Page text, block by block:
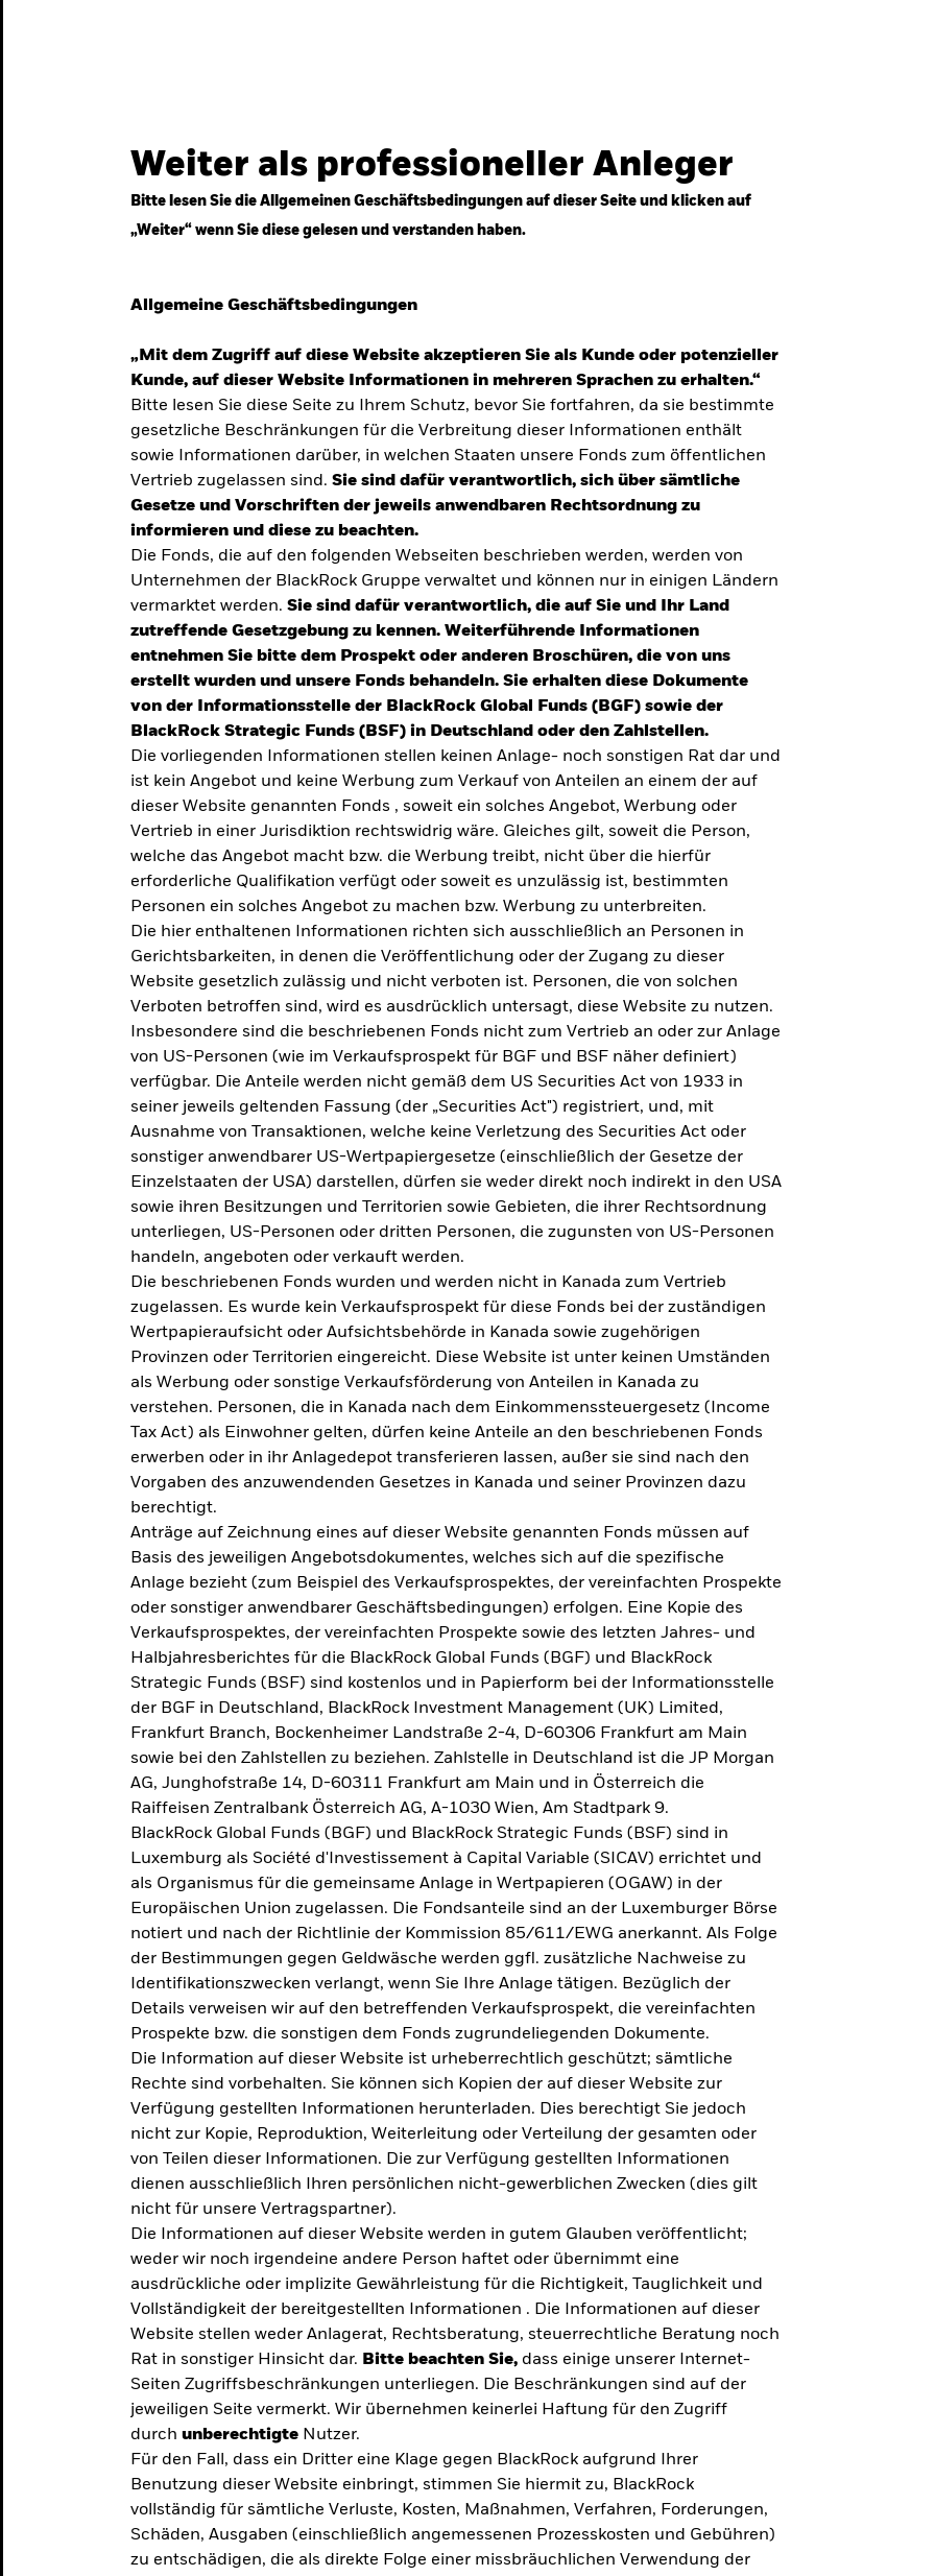
TRENDS & IDEEN
Entdecken Sie unsere
makroökonomischen
Einschätzungen und Anlageideen.
Aktuelle Einschätzungen
UMFRAGE ZUR ALTERSVORSORGE 2025
Realitätscheck Altersvorsorge. Wie
steht es um Ihre Altersvorsorge?
Zu den Ergebnissen
Weiter als professioneller Anleger
Bitte lesen Sie die Allgemeinen Geschäftsbedingungen auf dieser Seite und klicken auf
„Weiter“ wenn Sie diese gelesen und verstanden haben.
Allgemeine Geschäftsbedingungen
„Mit dem Zugriff auf diese Website akzeptieren Sie als Kunde oder potenzieller
Kunde, auf dieser Website Informationen in mehreren Sprachen zu erhalten.“
Bitte lesen Sie diese Seite zu Ihrem Schutz, bevor Sie fortfahren, da sie bestimmte
gesetzliche Beschränkungen für die Verbreitung dieser Informationen enthält
sowie Informationen darüber, in welchen Staaten unsere Fonds zum öffentlichen
Vertrieb zugelassen sind. Sie sind dafür verantwortlich, sich über sämtliche
Gesetze und Vorschriften der jeweils anwendbaren Rechtsordnung zu
informieren und diese zu beachten.
Die Fonds, die auf den folgenden Webseiten beschrieben werden, werden von
Unternehmen der BlackRock Gruppe verwaltet und können nur in einigen Ländern
vermarktet werden. Sie sind dafür verantwortlich, die auf Sie und Ihr Land
zutreffende Gesetzgebung zu kennen. Weiterführende Informationen
entnehmen Sie bitte dem Prospekt oder anderen Broschüren, die von uns
erstellt wurden und unsere Fonds behandeln. Sie erhalten diese Dokumente
von der Informationsstelle der BlackRock Global Funds (BGF) sowie der
BlackRock Strategic Funds (BSF) in Deutschland oder den Zahlstellen.
Die vorliegenden Informationen stellen keinen Anlage- noch sonstigen Rat dar und
ist kein Angebot und keine Werbung zum Verkauf von Anteilen an einem der auf
dieser Website genannten Fonds , soweit ein solches Angebot, Werbung oder
Vertrieb in einer Jurisdiktion rechtswidrig wäre. Gleiches gilt, soweit die Person,
welche das Angebot macht bzw. die Werbung treibt, nicht über die hierfür
erforderliche Qualifikation verfügt oder soweit es unzulässig ist, bestimmten
Personen ein solches Angebot zu machen bzw. Werbung zu unterbreiten.
Die hier enthaltenen Informationen richten sich ausschließlich an Personen in
Gerichtsbarkeiten, in denen die Veröffentlichung oder der Zugang zu dieser
Website gesetzlich zulässig und nicht verboten ist. Personen, die von solchen
Verboten betroffen sind, wird es ausdrücklich untersagt, diese Website zu nutzen.
Insbesondere sind die beschriebenen Fonds nicht zum Vertrieb an oder zur Anlage
von US-Personen (wie im Verkaufsprospekt für BGF und BSF näher definiert)
verfügbar. Die Anteile werden nicht gemäß dem US Securities Act von 1933 in
seiner jeweils geltenden Fassung (der „Securities Act") registriert, und, mit
Ausnahme von Transaktionen, welche keine Verletzung des Securities Act oder
sonstiger anwendbarer US-Wertpapiergesetze (einschließlich der Gesetze der
Einzelstaaten der USA) darstellen, dürfen sie weder direkt noch indirekt in den USA
sowie ihren Besitzungen und Territorien sowie Gebieten, die ihrer Rechtsordnung
unterliegen, US-Personen oder dritten Personen, die zugunsten von US-Personen
handeln, angeboten oder verkauft werden.
Die beschriebenen Fonds wurden und werden nicht in Kanada zum Vertrieb
zugelassen. Es wurde kein Verkaufsprospekt für diese Fonds bei der zuständigen
Wertpapieraufsicht oder Aufsichtsbehörde in Kanada sowie zugehörigen
Provinzen oder Territorien eingereicht. Diese Website ist unter keinen Umständen
als Werbung oder sonstige Verkaufsförderung von Anteilen in Kanada zu
verstehen. Personen, die in Kanada nach dem Einkommenssteuergesetz (Income
Tax Act) als Einwohner gelten, dürfen keine Anteile an den beschriebenen Fonds
erwerben oder in ihr Anlagedepot transferieren lassen, außer sie sind nach den
Vorgaben des anzuwendenden Gesetzes in Kanada und seiner Provinzen dazu
berechtigt.
Anträge auf Zeichnung eines auf dieser Website genannten Fonds müssen auf
Basis des jeweiligen Angebotsdokumentes, welches sich auf die spezifische
Anlage bezieht (zum Beispiel des Verkaufsprospektes, der vereinfachten Prospekte
oder sonstiger anwendbarer Geschäftsbedingungen) erfolgen. Eine Kopie des
Verkaufsprospektes, der vereinfachten Prospekte sowie des letzten Jahres- und
Halbjahresberichtes für die BlackRock Global Funds (BGF) und BlackRock
Strategic Funds (BSF) sind kostenlos und in Papierform bei der Informationsstelle
der BGF in Deutschland, BlackRock Investment Management (UK) Limited,
Frankfurt Branch, Bockenheimer Landstraße 2-4, D-60306 Frankfurt am Main
sowie bei den Zahlstellen zu beziehen. Zahlstelle in Deutschland ist die JP Morgan
AG, Junghofstraße 14, D-60311 Frankfurt am Main und in Österreich die
Raiffeisen Zentralbank Österreich AG, A-1030 Wien, Am Stadtpark 9.
BlackRock Global Funds (BGF) und BlackRock Strategic Funds (BSF) sind in
Luxemburg als Société d'Investissement à Capital Variable (SICAV) errichtet und
als Organismus für die gemeinsame Anlage in Wertpapieren (OGAW) in der
Europäischen Union zugelassen. Die Fondsanteile sind an der Luxemburger Börse
notiert und nach der Richtlinie der Kommission 85/611/EWG anerkannt. Als Folge
der Bestimmungen gegen Geldwäsche werden ggfl. zusätzliche Nachweise zu
Identifikationszwecken verlangt, wenn Sie Ihre Anlage tätigen. Bezüglich der
Details verweisen wir auf den betreffenden Verkaufsprospekt, die vereinfachten
Prospekte bzw. die sonstigen dem Fonds zugrundeliegenden Dokumente.
Die Information auf dieser Website ist urheberrechtlich geschützt; sämtliche
Rechte sind vorbehalten. Sie können sich Kopien der auf dieser Website zur
Verfügung gestellten Informationen herunterladen. Dies berechtigt Sie jedoch
nicht zur Kopie, Reproduktion, Weiterleitung oder Verteilung der gesamten oder
von Teilen dieser Informationen. Die zur Verfügung gestellten Informationen
dienen ausschließlich Ihren persönlichen nicht-gewerblichen Zwecken (dies gilt
nicht für unsere Vertragspartner).
Die Informationen auf dieser Website werden in gutem Glauben veröffentlicht;
weder wir noch irgendeine andere Person haftet oder übernimmt eine
ausdrückliche oder implizite Gewährleistung für die Richtigkeit, Tauglichkeit und
Vollständigkeit der bereitgestellten Informationen . Die Informationen auf dieser
Website stellen weder Anlagerat, Rechtsberatung, steuerrechtliche Beratung noch
Rat in sonstiger Hinsicht dar. Bitte beachten Sie, dass einige unserer Internet-
Seiten Zugriffsbeschränkungen unterliegen. Die Beschränkungen sind auf der
jeweiligen Seite vermerkt. Wir übernehmen keinerlei Haftung für den Zugriff
durch unberechtigte Nutzer.
Für den Fall, dass ein Dritter eine Klage gegen BlackRock aufgrund Ihrer
Benutzung dieser Website einbringt, stimmen Sie hiermit zu, BlackRock
vollständig für sämtliche Verluste, Kosten, Maßnahmen, Verfahren, Forderungen,
Schäden, Ausgaben (einschließlich angemessenen Prozesskosten und Gebühren)
zu entschädigen, die als direkte Folge einer missbräuchlichen Verwendung der